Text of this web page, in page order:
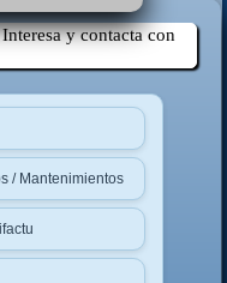
y contacta con
/ Mantenimientos